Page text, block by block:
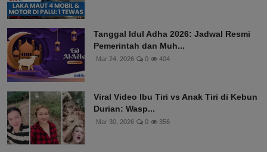
Tanggal Idul Adha 2026: Jadwal Resmi
Pemerintah dan Muh...
Mar 24, 2026 0 404
Viral Video Ibu Tiri vs Anak Tiri di Kebun
Durian: Wasp...
Mar 30, 2026 0 356